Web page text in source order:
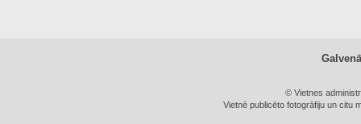
© Vietnes
Vietnē publicēto fotogrāfiju un citu